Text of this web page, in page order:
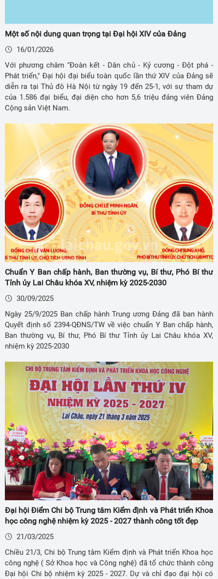
Một số nội dung quan trọng tại Đại hội XIV của Đảng
16/01/2026
Với phương châm “Đoàn kết - Dân chủ - Kỷ cương - Đột phá -
Phát triển," Đại hội đại biểu toàn quốc lần thứ XIV của Đảng sẽ
diễn ra tại Thủ đô Hà Nội từ ngày 19 đến 25-1, với sự tham dự
của 1.586 đại biểu, đại diện cho hơn 5,6 triệu đảng viên Đảng
Cộng sản Việt Nam.
Chuẩn Y Ban chấp hành, Ban thường vụ, Bí thư, Phó Bí thư
Tỉnh ủy Lai Châu khóa XV, nhiệm kỳ 2025-2030
30/09/2025
Ngày 25/9/2025 Ban chấp hành Trung ương Đảng đã ban hành
Quyết định số 2394-QĐNS/TW về việc chuẩn Y Ban chấp hành,
Ban thường vụ, Bí thư, Phó Bí thư Tỉnh ủy Lai Châu khóa XV,
nhiệm kỳ 2025-2030
Đại hội Điểm Chi bộ Trung tâm Kiểm định và Phát triển Khoa
học công nghệ nhiệm kỳ 2025 - 2027 thành công tốt đẹp
21/03/2025
Chiều 21/3, Chi bộ Trung tâm Kiểm định và Phát triển Khoa học
công nghệ ( Sở Khoa học và Công nghệ) đã tổ chức thành công
Đại hội Chi bộ nhiệm kỳ 2025 - 2027. Dự và chỉ đạo đại hội có